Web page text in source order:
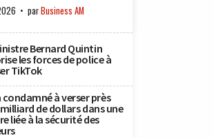
parBusiness AM
Bernard Quintin
les forces de police à
TikTok
condamné à verser près
milliard de dollars dans une
liée à la sécurité des